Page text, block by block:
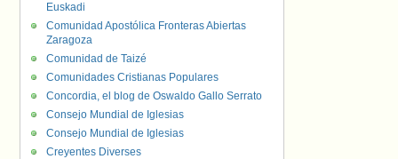
Euskadi
Comunidad Apostólica Fronteras Abiertas
Zaragoza
Comunidad de Taizé
Comunidades Cristianas Populares
Concordia, el blog de Oswaldo Gallo Serrato
Consejo Mundial de Iglesias
Consejo Mundial de Iglesias
Creyentes Diverses